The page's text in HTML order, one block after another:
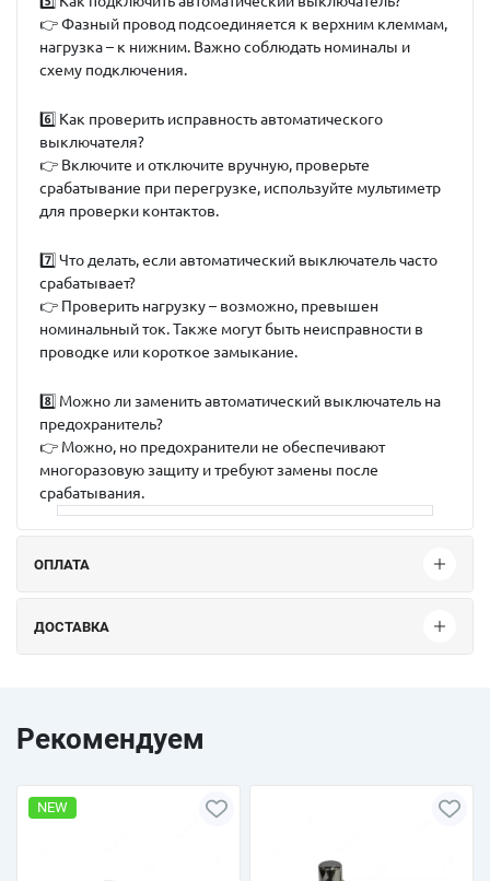
👉 Фазный провод подсоединяется к верхним клеммам,
нагрузка – к нижним. Важно соблюдать номиналы и
схему подключения.
6️⃣ Как проверить исправность автоматического
выключателя?
👉 Включите и отключите вручную, проверьте
срабатывание при перегрузке, используйте мультиметр
для проверки контактов.
7️⃣ Что делать, если автоматический выключатель часто
срабатывает?
👉 Проверить нагрузку – возможно, превышен
номинальный ток. Также могут быть неисправности в
проводке или короткое замыкание.
8️⃣ Можно ли заменить автоматический выключатель на
предохранитель?
👉 Можно, но предохранители не обеспечивают
многоразовую защиту и требуют замены после
срабатывания.
ОПЛАТА
ДОСТАВКА
Рекомендуем
NEW